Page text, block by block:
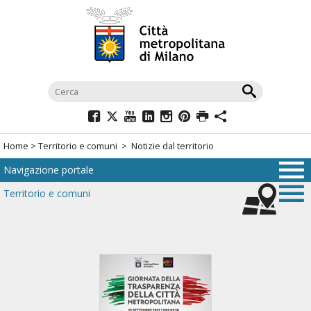
navigazione
menù
di
navigazione
Home > Territorio e comuni > Notizie dal territorio
Navigazione portale
Territorio e comuni